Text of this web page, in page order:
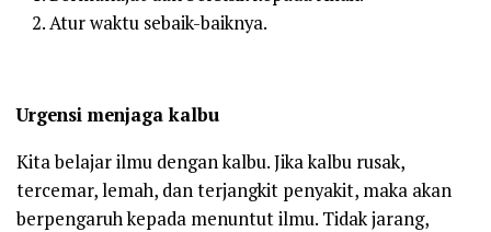
Atur waktu sebaik-baiknya.
Urgensi menjaga kalbu
Kita belajar ilmu dengan kalbu. Jika kalbu rusak,
tercemar, lemah, dan terjangkit penyakit, maka akan
berpengaruh kepada menuntut ilmu. Tidak jarang,